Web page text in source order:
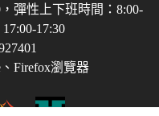
彈性上下班時間：8:00-
17:30
Firefox瀏覽器